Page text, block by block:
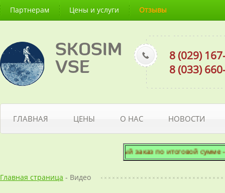
Партнерам Цены и услуги Отзывы
SKOSIM
VSE
8 (029)
8 (033)
ГЛАВНАЯ ЦЕНЫ О НАС НОВОСТИ
Минимальный заказ по итоговой сумме -
Главная страница - Видео